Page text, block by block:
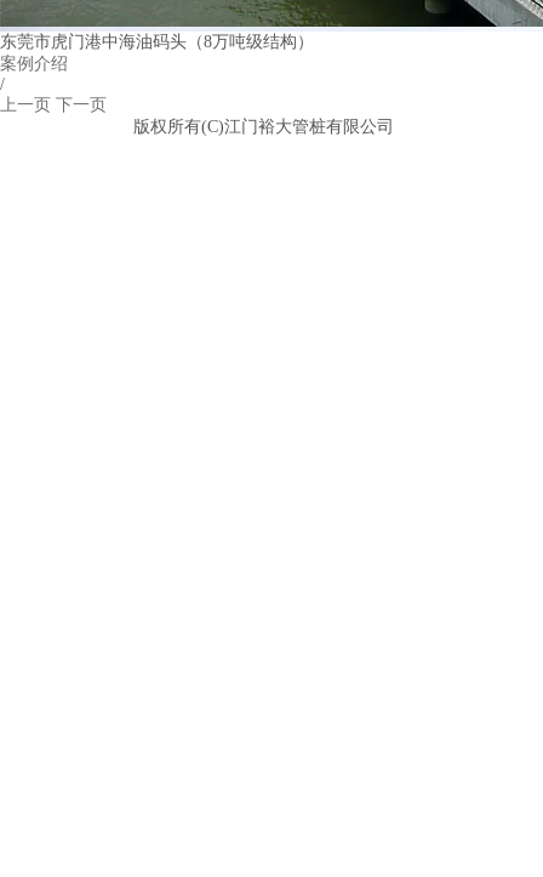
东莞市虎门港中海油码头（8万吨级结构）
案例介绍
/
上一页 下一页
版权所有(C)江门裕大管桩有限公司